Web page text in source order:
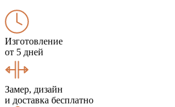
Изготовление
от 5 дней
Замер, дизайн
и доставка бесплатно